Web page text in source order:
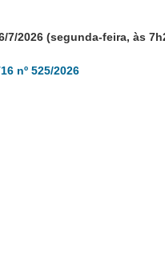
7/2026 (segunda-feira, às
nº 525/2026